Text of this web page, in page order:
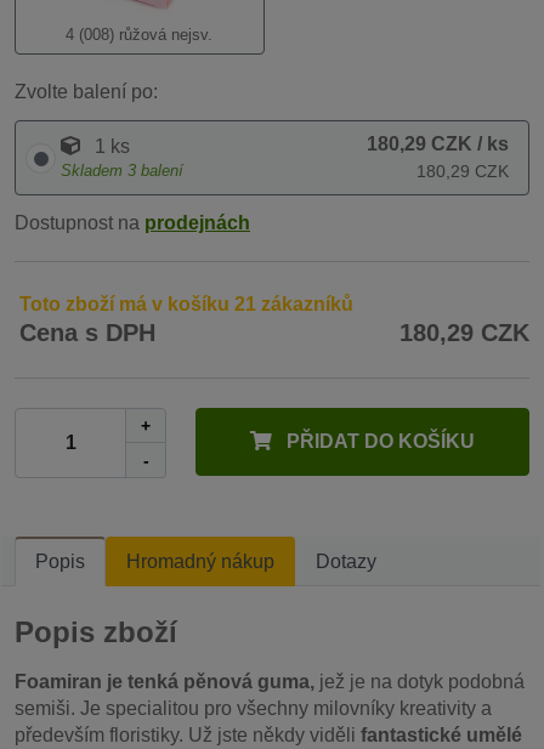
4 (008) růžová nejsv.
Zvolte balení po:
1 ks
Skladem 3 balení
180,29 CZK / ks
180,29 CZK
Dostupnost na prodejnách
Toto zboží má v košíku 21 zákazníků
Cena s DPH 180,29 CZK
+
-
PŘIDAT DO KOŠÍKU
Popis Hromadný nákup Dotazy
Popis zboží
Foamiran je tenká pěnová guma, jež je na dotyk podobná
semiši. Je specialitou pro všechny milovníky kreativity a
především floristiky. Už jste někdy viděli fantastické umělé